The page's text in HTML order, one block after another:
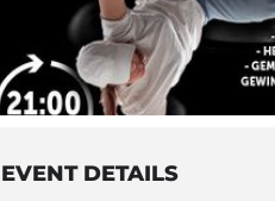
EVENT DETAILS